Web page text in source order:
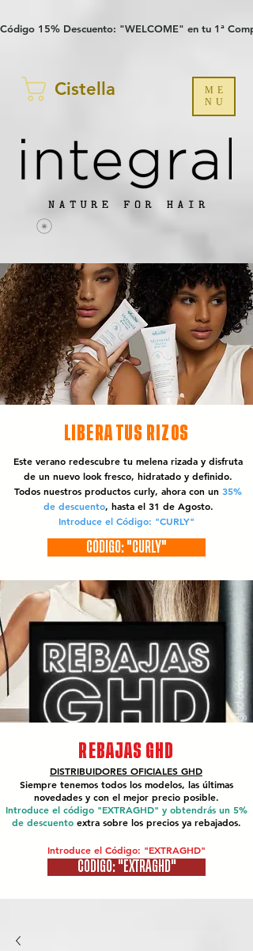
Código 15% Descuento: "WELCOME" en tu 1ª
Cistella
ME
NU
LIBERA TUS RIZOS
Este verano redescubre tu melena rizada y disfruta
de un nuevo look fresco, hidratado y definido.
Todos nuestros productos curly, ahora con un 35%
de descuento, hasta el 31 de Agosto.
Introduce el Código: "CURLY"
CÓDIGO: "CURLY"
REBAJAS GHD
DISTRIBUIDORES OFICIALES GHD
Siempre tenemos todos los modelos, las últimas
novedades y con el mejor precio posible.
Introduce el código "EXTRAGHD" y obtendrás un 5%
de descuento extra sobre los precios ya rebajados.
Introduce el Código: "EXTRAGHD"
CÓDIGO: "EXTRAGHD"